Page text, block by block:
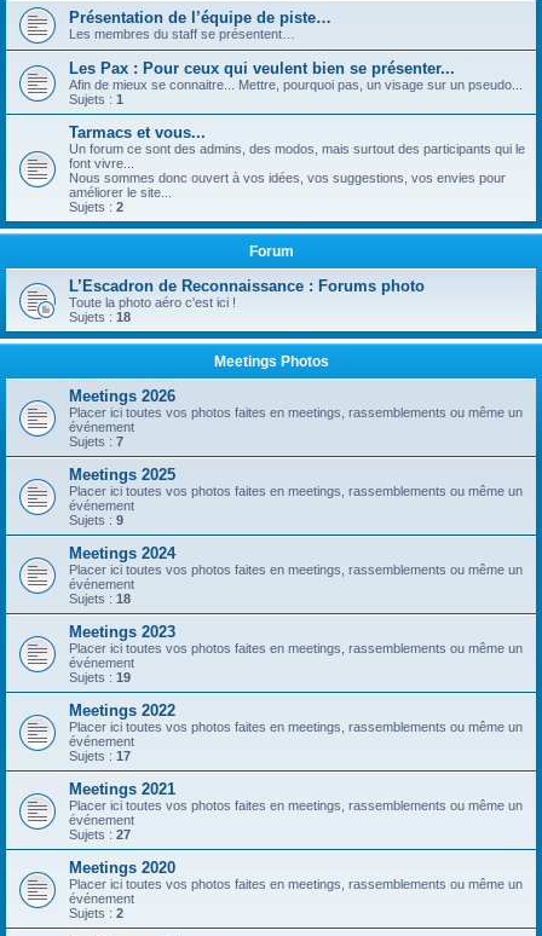
Présentation de l’équipe de piste…
Les membres du staff se présentent…
Les Pax : Pour ceux qui veulent bien se présenter...
Afin de mieux se connaitre... Mettre, pourquoi pas, un visage sur un pseudo...
Sujets : 1
Tarmacs et vous...
Un forum ce sont des admins, des modos, mais surtout des participants qui le
font vivre...
Nous sommes donc ouvert à vos idées, vos suggestions, vos envies pour
améliorer le site...
Sujets : 2
Forum
L’Escadron de Reconnaissance : Forums photo
Toute la photo aéro c'est ici !
Sujets : 18
Meetings Photos
Meetings 2026
Placer ici toutes vos photos faites en meetings, rassemblements ou même un
événement
Sujets : 7
Meetings 2025
Placer ici toutes vos photos faites en meetings, rassemblements ou même un
événement
Sujets : 9
Meetings 2024
Placer ici toutes vos photos faites en meetings, rassemblements ou même un
événement
Sujets : 18
Meetings 2023
Placer ici toutes vos photos faites en meetings, rassemblements ou même un
événement
Sujets : 19
Meetings 2022
Placer ici toutes vos photos faites en meetings, rassemblements ou même un
événement
Sujets : 17
Meetings 2021
Placer ici toutes vos photos faites en meetings, rassemblements ou même un
événement
Sujets : 27
Meetings 2020
Placer ici toutes vos photos faites en meetings, rassemblements ou même un
événement
Sujets : 2